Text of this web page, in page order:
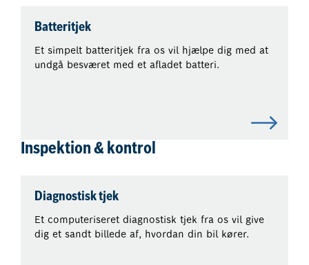
Batteritjek
Et simpelt batteritjek fra os vil hjælpe dig med at
undgå besværet med et afladet batteri.
Inspektion & kontrol
Diagnostisk tjek
Et computeriseret diagnostisk tjek fra os vil give
dig et sandt billede af, hvordan din bil kører.